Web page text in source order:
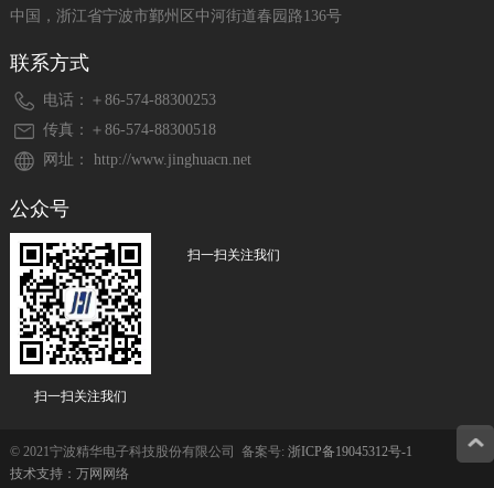
中国，浙江省宁波市鄞州区中河街道春园路136号
联系方式
电话：＋86-574-88300253
传真：＋86-574-88300518
网址： http://www.jinghuacn.net
公众号
扫一扫关注我们
扫一扫关注我们
© 2021宁波精华电子科技股份有限公司 备案号: 浙ICP备19045312号-1
技术支持：万网网络